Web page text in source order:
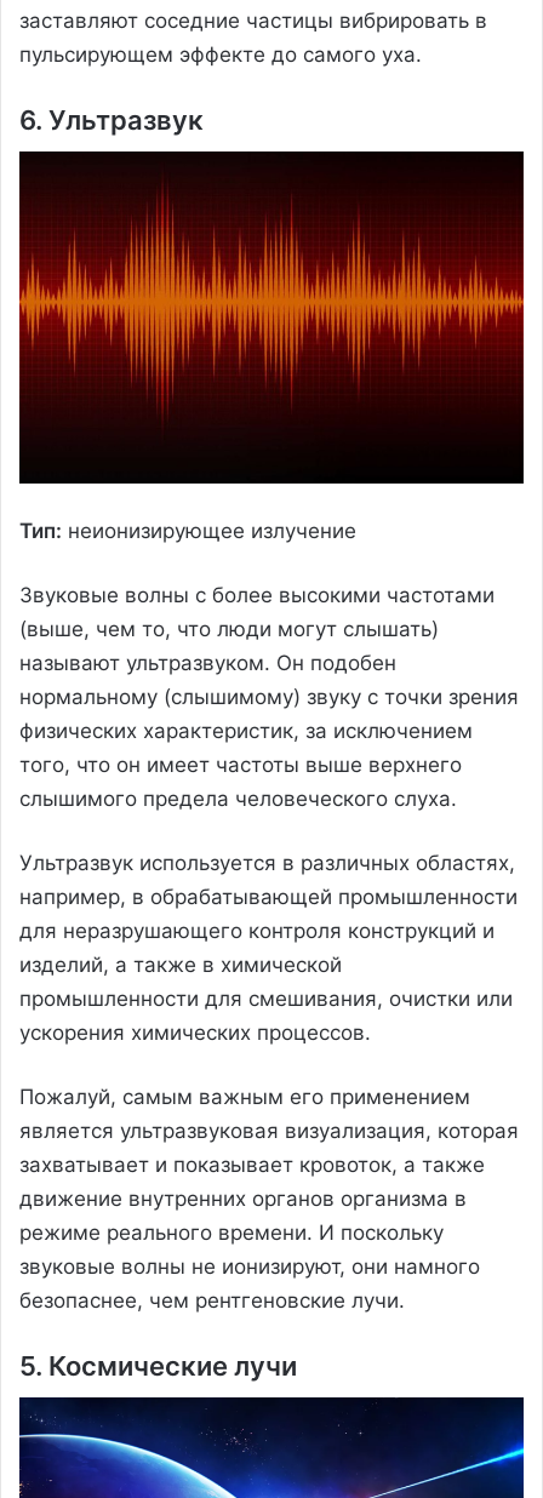
заставляют соседние частицы вибрировать в
пульсирующем эффекте до самого уха.
6. Ультразвук
Тип: неионизирующее излучение
Звуковые волны с более высокими частотами
(выше, чем то, что люди могут слышать)
называют ультразвуком. Он подобен
нормальному (слышимому) звуку с точки зрения
физических характеристик, за исключением
того, что он имеет частоты выше верхнего
слышимого предела человеческого слуха.
Ультразвук используется в различных областях,
например, в обрабатывающей промышленности
для неразрушающего контроля конструкций и
изделий, а также в химической
промышленности для смешивания, очистки или
ускорения химических процессов.
Пожалуй, самым важным его применением
является ультразвуковая визуализация, которая
захватывает и показывает кровоток, а также
движение внутренних органов организма в
режиме реального времени. И поскольку
звуковые волны не ионизируют, они намного
безопаснее, чем рентгеновские лучи.
5. Космические лучи